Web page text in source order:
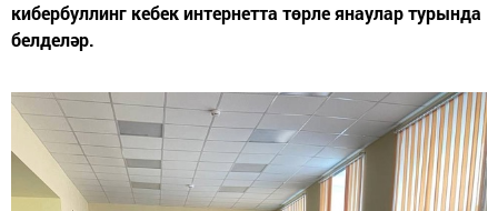
кибербуллинг кебек интернетта төрле янаулар турында
белделәр.